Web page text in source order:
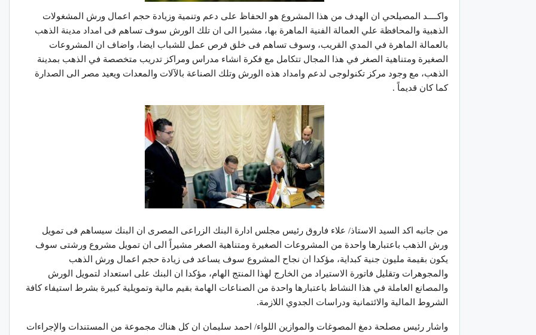
واكــــد المصيلحي ان الهدف من هذا المشروع هو الحفاظ على دعم وتنمية وزيادة حجم اعمال ورش المشغولات
الذهبية والمحافظة علي العمالة الفنية الماهرة بها، مشيرا الى ان تلك الورش سوف تساهم فى امداد مدينة الذهب
بالعمالة الماهرة في المدي القريب، وسوف تساهم فى خلق فرص عمل للشباب ايضا، واضاف ان المشروعات
الصغيرة ومتناهية الصغر في هذا المجال تتكامل مع فكرة انشاء مدراس ومراكز تدريب متخصصة في الذهب بمدينة
الذهب، مع وجود مركز تكنولوجى لدعم وامداد هذه الورش وتلك الصناعة بالآلات والمعدات ويعيد مصر الى الصدارة
كما كان قديماً .
من جانبه اكد السيد الاستاذ/ علاء فاروق رئيس مجلس ادارة البنك الزراعى المصرى ان البنك سيساهم فى تمويل
ورش الذهب باعتبارها واحدة من المشروعات الصغيرة ومتناهية الصغر مشيراً الى ان تمويل مشروع ورشتى سوف
يكون بقيمة مليون جنية كبداية، مؤكدا ان نجاح المشروع سوف يساعد فى زيادة حجم اعمال ورش الذهب
والمجوهرات وتقليل فاتورة الاستيراد من الخارج لهذا المنتج الهام، مؤكدا ان البنك على استعداد لتمويل الورش
والمصانع العاملة في هذا النشاط باعتبارها واحدة من الصناعات الهامة بقيم مالية وتمويلية كبيرة بشرط استيفاء كافة
الشروط المالية والائتمانية ودراسات الجدوي اللازمة.
واشار رئيس مصلحة دمغ المصوغات والموازين اللواء/ احمد سليمان ان كل هناك مجموعة من المستندات والإجراءات